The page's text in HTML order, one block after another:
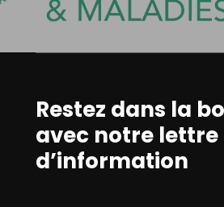
Restez dans la
avec notre lettre
d’information